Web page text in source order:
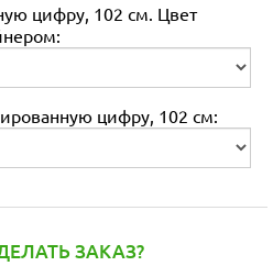
цифру, 102 см. Цвет
цифру, 102 см:
ЗАКАЗ?